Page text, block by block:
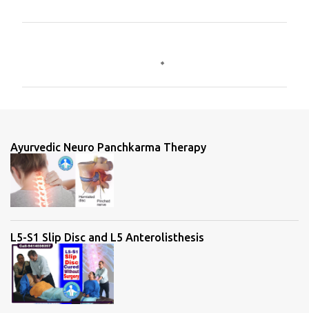
t
s
Ayurvedic Neuro Panchkarma Therapy
L5-S1 Slip Disc and L5 Anterolisthesis